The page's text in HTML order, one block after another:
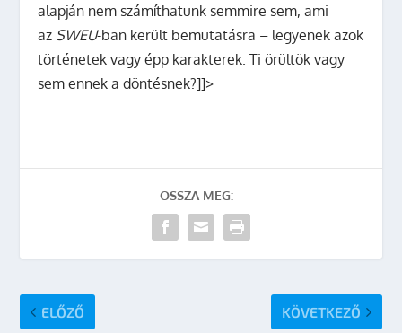
alapján nem számíthatunk semmire sem, ami
az SWEU-ban került bemutatásra – legyenek azok
történetek vagy épp karakterek. Ti örültök vagy
sem ennek a döntésnek?]]>
OSSZA MEG:
ELŐZŐ KÖVETKEZŐ